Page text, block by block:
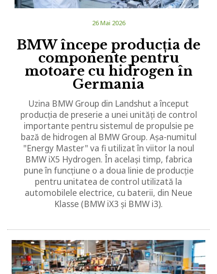
26 Mai 2026
BMW începe producția de
componente pentru
motoare cu hidrogen în
Germania
Uzina BMW Group din Landshut a început
producția de preserie a unei unități de control
importante pentru sistemul de propulsie pe
bază de hidrogen al BMW Group. Așa-numitul
"Energy Master" va fi utilizat în viitor la noul
BMW iX5 Hydrogen. În același timp, fabrica
pune în funcțiune o a doua linie de producție
pentru unitatea de control utilizată la
automobilele electrice, cu baterii, din Neue
Klasse (BMW iX3 și BMW i3).